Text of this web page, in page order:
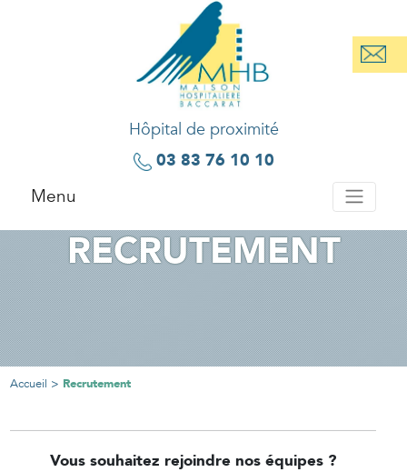
Hôpital de proximité
03 83 76 10 10
Menu
RECRUTEMENT
Accueil > Recrutement
Vous souhaitez rejoindre nos équipes ?